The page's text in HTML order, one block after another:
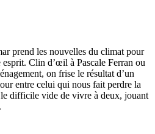
prend les nouvelles du climat pour
Clin d’œil à Pascale Ferran ou
on frise le résultat d’un
entre celui qui nous fait perdre la
le difficile vide de vivre à deux, jouant